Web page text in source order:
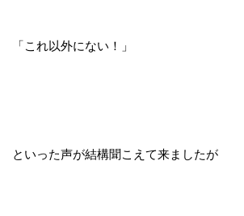
「これ以外にない！」
といった声が結構聞こえて来ましたが